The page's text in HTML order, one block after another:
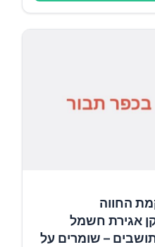
החווה
אגירת חשמל
– שומרים על